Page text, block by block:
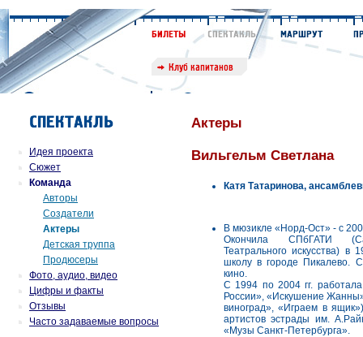
Идея проекта
Сюжет
Команда
Авторы
Создатели
Актеры
Детская труппа
Продюсеры
Фото, аудио, видео
Цифры и факты
Отзывы
Часто задаваемые вопросы
Актеры
Вильгельм Светлана
Катя Татаринова,
В мюзикле «Норд-Ост» - с
Окончила СПбГАТИ
Театрального искусства) в
школу в городе Пикалево.
кино.
С 1994 по 2004 гг.
России», «Искушение
виноград», «Играем в
артистов эстрады им.
«Музы Санкт-Петербурга».